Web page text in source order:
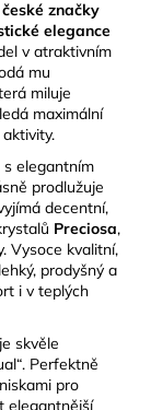
značky
elegance
v atraktivním
mu
miluje
maximální
s elegantním
prodlužuje
decentní,
Preciosa,
Vysoce kvalitní,
prodyšný a
i v teplých
skvěle
Perfektně
pro
elegantnější